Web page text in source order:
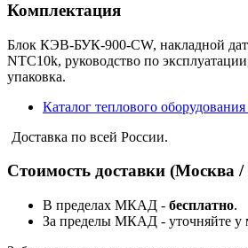
Комплектация
Блок КЭВ-БУК-900-CW, накладной
NTC10k, руководство по
упаковка.
Каталог теплового
Доставка по всей России.
Стоимость доставки (Москва
В пределах МКАД - бесплатно.
За пределы МКАД - уточняйте у